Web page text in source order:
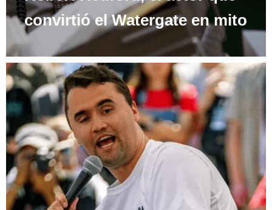
convirtió el Watergate en mito